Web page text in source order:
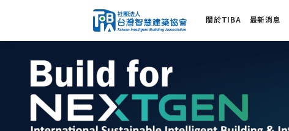
關於TIBA 最新消息